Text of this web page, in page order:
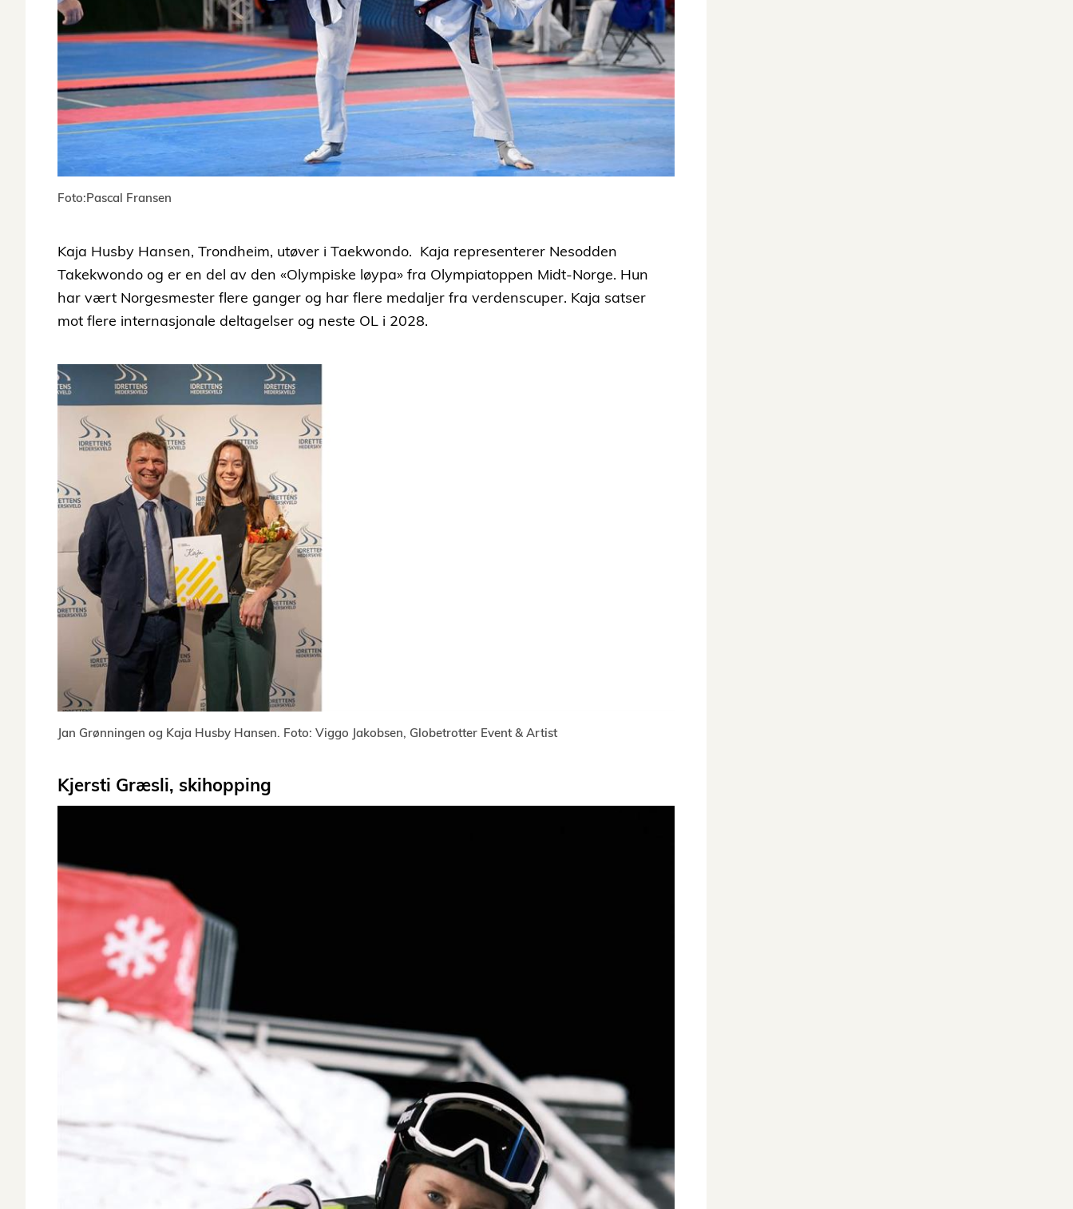
Foto:Pascal Fransen
Kaja Husby Hansen, Trondheim, utøver i Taekwondo. Kaja representerer Nesodden
Takekwondo og er en del av den «Olympiske løypa» fra Olympiatoppen Midt-Norge. Hun
har vært Norgesmester flere ganger og har flere medaljer fra verdenscuper. Kaja satser
mot flere internasjonale deltagelser og neste OL i 2028.
Jan Grønningen og Kaja Husby Hansen. Foto: Viggo Jakobsen, Globetrotter Event & Artist
Kjersti Græsli, skihopping